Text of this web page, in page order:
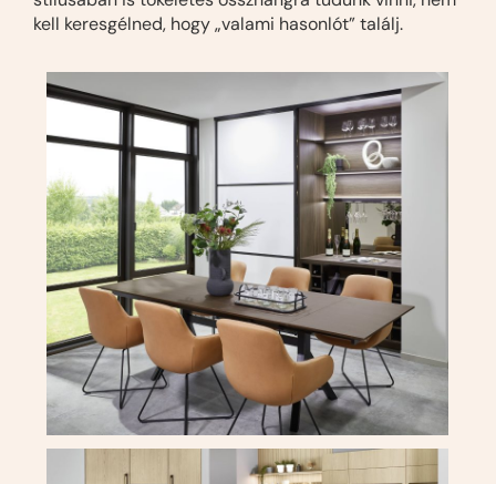
kell keresgélned, hogy „valami hasonlót” találj.